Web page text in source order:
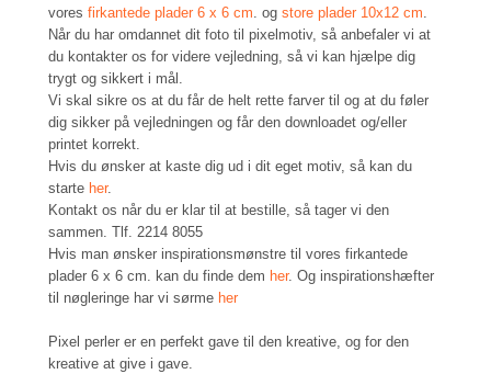
vores firkantede plader 6 x 6 cm. og store plader 10x12 cm.
Når du har omdannet dit foto til pixelmotiv, så anbefaler vi at
du kontakter os for videre vejledning, så vi kan hjælpe dig
trygt og sikkert i mål.
Vi skal sikre os at du får de helt rette farver til og at du føler
dig sikker på vejledningen og får den downloadet og/eller
printet korrekt.
Hvis du ønsker at kaste dig ud i dit eget motiv, så kan du
starte her.
Kontakt os når du er klar til at bestille, så tager vi den
sammen. Tlf. 2214 8055
Hvis man ønsker inspirationsmønstre til vores firkantede
plader 6 x 6 cm. kan du finde dem her. Og inspirationshæfter
til nøgleringe har vi sørme her
Pixel perler er en perfekt gave til den kreative, og for den
kreative at give i gave.